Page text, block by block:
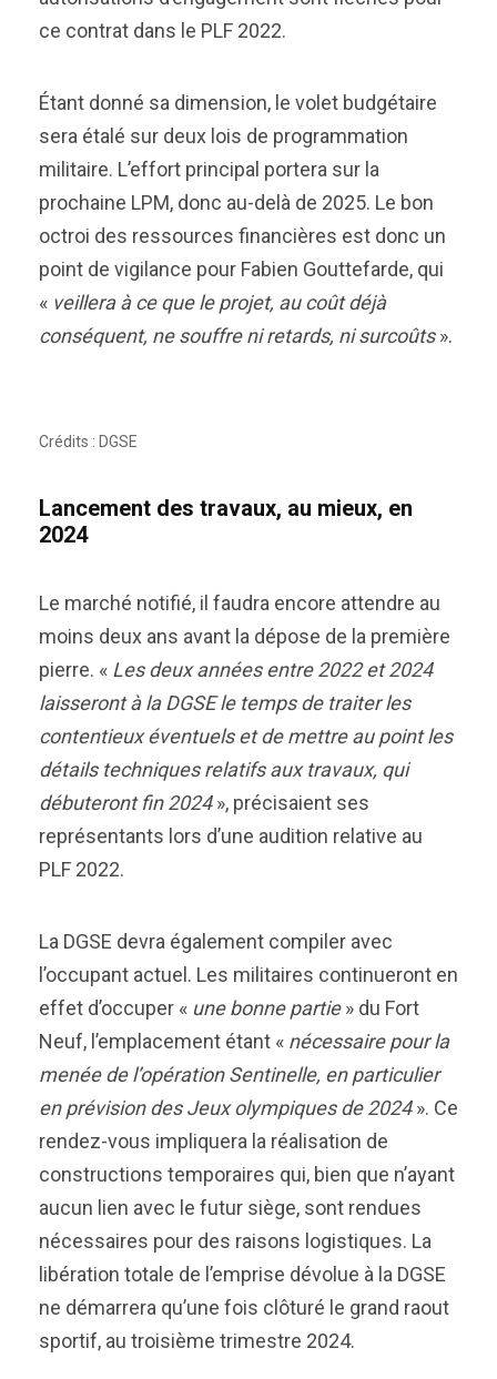
ce contrat dans le PLF 2022.
Étant donné sa dimension, le volet budgétaire
sera étalé sur deux lois de programmation
militaire. L’effort principal portera sur la
prochaine LPM, donc au-delà de 2025. Le bon
octroi des ressources financières est donc un
point de vigilance pour Fabien Gouttefarde, qui
« veillera à ce que le projet, au coût déjà
conséquent, ne souffre ni retards, ni surcoûts».
Crédits : DGSE
Lancement des travaux, au mieux, en
2024
Le marché notifié, il faudra encore attendre au
moins deux ans avant la dépose de la première
pierre. « Les deux années entre 2022 et 2024
laisseront à la DGSE le temps de traiter les
contentieux éventuels et de mettre au point les
détails techniques relatifs aux travaux, qui
débuteront fin 2024», précisaient ses
représentants lors d’une audition relative au
PLF 2022.
La DGSE devra également compiler avec
l’occupant actuel. Les militaires continueront en
effet d’occuper « une bonne partie» du Fort
Neuf, l’emplacement étant « nécessaire pour la
menée de l’opération Sentinelle, en particulier
en prévision des Jeux olympiques de 2024». Ce
rendez-vous impliquera la réalisation de
constructions temporaires qui, bien que n’ayant
aucun lien avec le futur siège, sont rendues
nécessaires pour des raisons logistiques. La
libération totale de l’emprise dévolue à la DGSE
ne démarrera qu’une fois clôturé le grand raout
sportif, au troisième trimestre 2024.